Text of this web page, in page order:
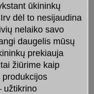
ūkininkų
dėl to nesijaudina
nelaiko savo
daugelis mūsų
prekiauja
žiūrime kaip
užtikrino